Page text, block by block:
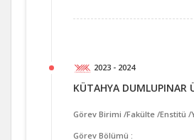
2023 - 2024
KÜTAHYA DUMLUPINAR
Görev Birimi /Fakülte /Enstitü /
Görev Bölümü :